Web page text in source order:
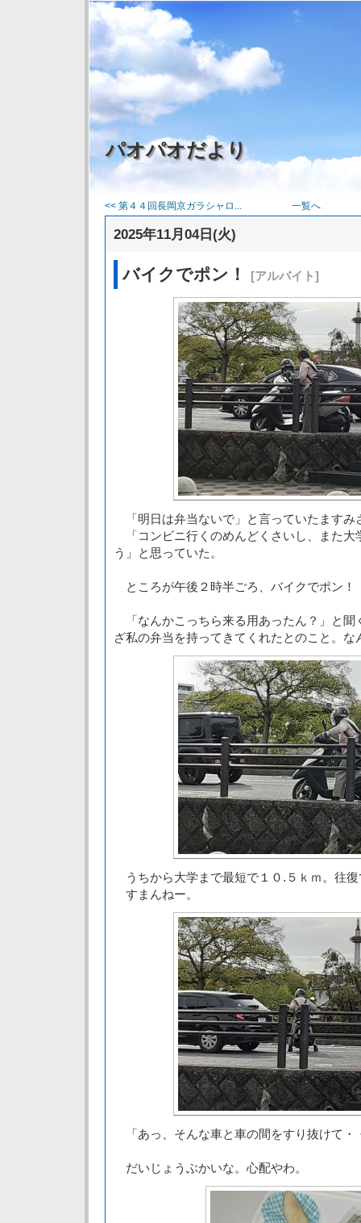
パオパオだより
<< 第４４回長岡京ガラシャロ... 一覧へ
2025年11月04日(火)
バイクでポン！ [アルバイト]
「明日は弁当ないで」と言っていたますみ
「コンビニ行くのめんどくさいし、また大
う」と思っていた。
ところが午後２時半ごろ、バイクでポン！
「なんかこっちら来る用あったん？」と聞
ざ私の弁当を持ってきてくれたとのこと。な
うちから大学まで最短で１０.５ｋｍ。往
すまんねー。
「あっ、そんな車と車の間をすり抜けて・
だいじょうぶかいな。心配やわ。